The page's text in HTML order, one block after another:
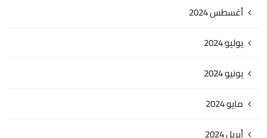
أغسطس 2024
يوليو 2024
يونيو 2024
مايو 2024
أبريل 2024